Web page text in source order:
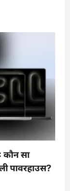
सा
पावरहाउस?